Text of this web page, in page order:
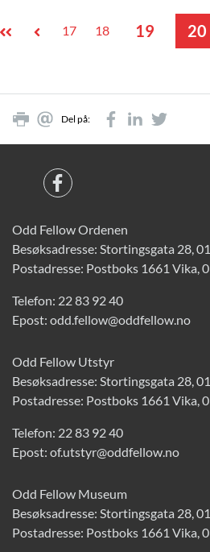
17 18 19 20
Del på:
Odd Fellow Ordenen
Besøksadresse: Stortingsgata 28,
Postadresse: Postboks 1661 Vika,
Telefon: 22 83 92 40
Epost: odd.fellow@oddfellow.no
Odd Fellow Utstyr
Besøksadresse: Stortingsgata 28,
Postadresse: Postboks 1661 Vika,
Telefon: 22 83 92 40
Epost: of.utstyr@oddfellow.no
Odd Fellow Museum
Besøksadresse: Stortingsgata 28,
Postadresse: Postboks 1661 Vika,